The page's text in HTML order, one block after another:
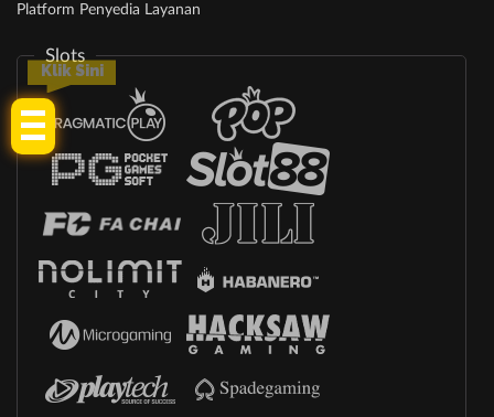
Klik Sini
Platform Penyedia Layanan
Slots